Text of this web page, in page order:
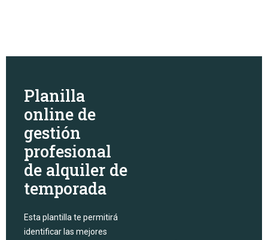
Planilla
online de
gestión
profesional
de alquiler de
temporada
Esta plantilla te permitirá
identificar las mejores